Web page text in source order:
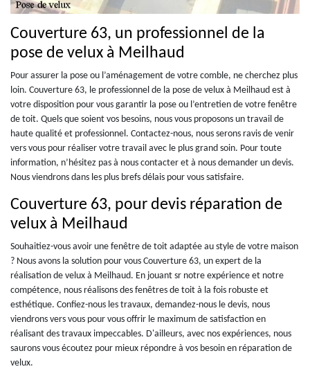
Couverture 63, un professionnel de la
pose de velux à Meilhaud
Pour assurer la pose ou l’aménagement de votre comble, ne cherchez plus
loin. Couverture 63, le professionnel de la pose de velux à Meilhaud est à
votre disposition pour vous garantir la pose ou l’entretien de votre fenêtre
de toit. Quels que soient vos besoins, nous vous proposons un travail de
haute qualité et professionnel. Contactez-nous, nous serons ravis de venir
vers vous pour réaliser votre travail avec le plus grand soin. Pour toute
information, n’hésitez pas à nous contacter et à nous demander un devis.
Nous viendrons dans les plus brefs délais pour vous satisfaire.
Couverture 63, pour devis réparation de
velux à Meilhaud
Souhaitiez-vous avoir une fenêtre de toit adaptée au style de votre maison
? Nous avons la solution pour vous Couverture 63, un expert de la
réalisation de velux à Meilhaud. En jouant sr notre expérience et notre
compétence, nous réalisons des fenêtres de toit à la fois robuste et
esthétique. Confiez-nous les travaux, demandez-nous le devis, nous
viendrons vers vous pour vous offrir le maximum de satisfaction en
réalisant des travaux impeccables. D'ailleurs, avec nos expériences, nous
saurons vous écoutez pour mieux répondre à vos besoin en réparation de
velux.